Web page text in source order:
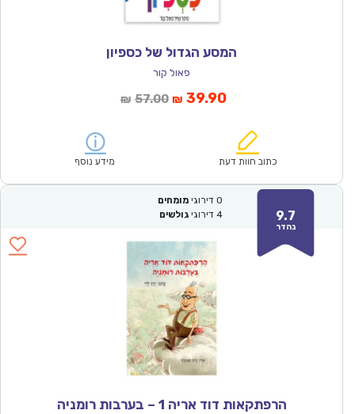
המסע הגדול של כספיון
פאול קור
₪ 57.00המחיר
₪57.00.
₪ 39.90המחיר
הוא:
כתוב חוות דעת מידע נוסף
9.7
נהדר
0 דירוגי מומחים
4 דירוגי גולשים
הרפתקאות דוד אריה 1 – בערבות רומניה